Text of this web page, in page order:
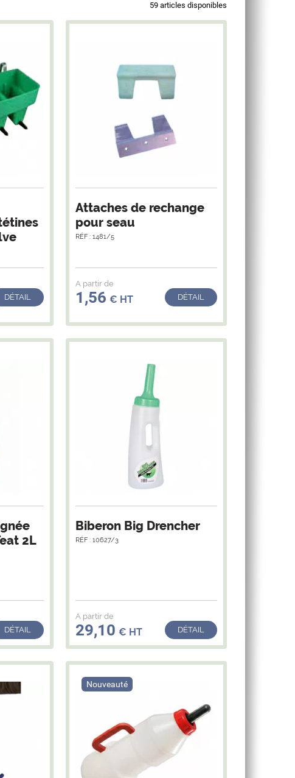
59 articles disponibles
DÉTAIL
Attaches de rechange
pour seau
RÉF : 1481/5
A partir de
1,56 € HT DÉTAIL
2L
DÉTAIL
Biberon Big Drencher
RÉF : 10627/3
A partir de
29,10 € HT DÉTAIL
Nouveauté